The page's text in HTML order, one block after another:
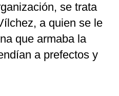
se trata
a quien se le
que armaba la
a prefectos y